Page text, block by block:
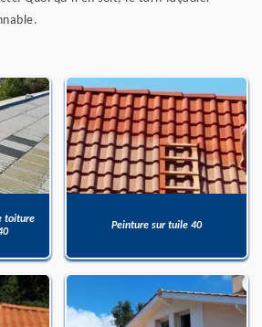
toiture
Peinture sur tuile 40